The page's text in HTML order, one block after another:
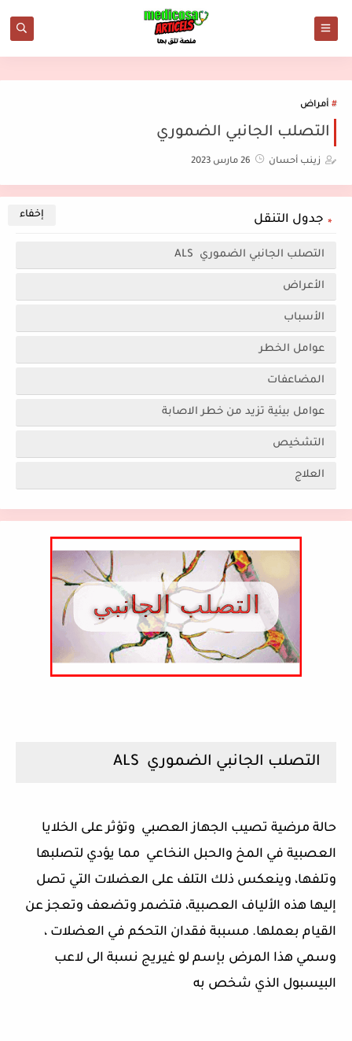
أمراض
التصلب الجانبي الضموري
زينب أحسان 26 مارس 2023
جدول التنقل
التصلب الجانبي الضموري ALS
الأعراض
الأسباب
عوامل الخطر
المضاعفات
عوامل بيئية تزيد من خطر الاصابة
التشخيص
العلاج
التصلب الجانبي الضموري ALS
حالة مرضية تصيب الجهاز العصبي وتؤثر على الخلايا
العصبية في المخ والحبل النخاعي مما يؤدي لتصلبها
وتلفها، وينعكس ذلك التلف على العضلات التي تصل
إليها هذه الألياف العصبية، فتضمر وتضعف وتعجز عن
القيام بعملها. مسببة فقدان التحكم في العضلات ،
وسمي هذا المرض بإسم لو غيريج نسبة الى لاعب
البيسبول الذي شخص به